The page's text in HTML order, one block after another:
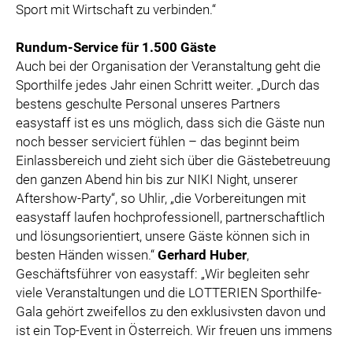
Sport mit Wirtschaft zu verbinden.“
Rundum-Service für 1.500 Gäste
Auch bei der Organisation der Veranstaltung geht die
Sporthilfe jedes Jahr einen Schritt weiter. „Durch das
bestens geschulte Personal unseres Partners
easystaff ist es uns möglich, dass sich die Gäste nun
noch besser serviciert fühlen – das beginnt beim
Einlassbereich und zieht sich über die Gästebetreuung
den ganzen Abend hin bis zur NIKI Night, unserer
Aftershow-Party“, so Uhlir, „die Vorbereitungen mit
easystaff laufen hochprofessionell, partnerschaftlich
und lösungsorientiert, unsere Gäste können sich in
besten Händen wissen.“ Gerhard Huber,
Geschäftsführer von easystaff: „Wir begleiten sehr
viele Veranstaltungen und die LOTTERIEN Sporthilfe-
Gala gehört zweifellos zu den exklusivsten davon und
ist ein Top-Event in Österreich. Wir freuen uns immens